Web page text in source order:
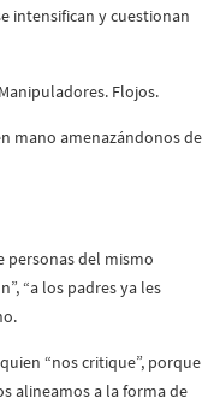
intensifican y cuestionan
Flojos.
mano amenazándonos de
personas del mismo
“a los padres ya les
“nos critique”, porque
alineamos a la forma de